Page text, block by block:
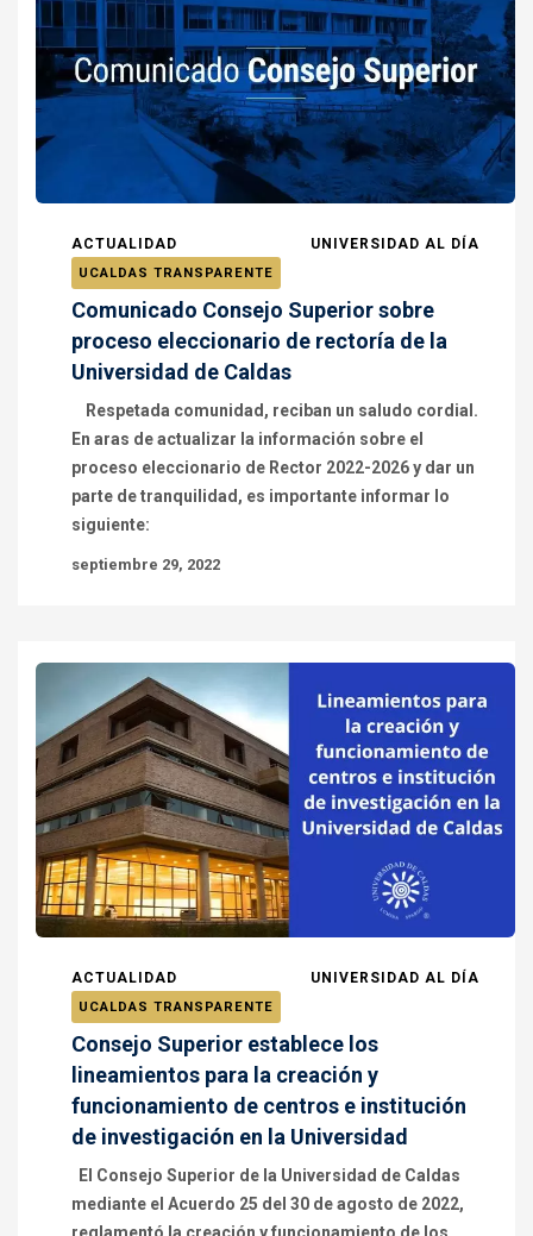
ACTUALIDAD UNIVERSIDAD AL DÍA
UCALDAS TRANSPARENTE
Comunicado Consejo Superior sobre
proceso eleccionario de rectoría de la
Universidad de Caldas
Respetada comunidad, reciban un saludo cordial.
En aras de actualizar la información sobre el
proceso eleccionario de Rector 2022-2026 y dar un
parte de tranquilidad, es importante informar lo
siguiente:
septiembre 29, 2022
ACTUALIDAD UNIVERSIDAD AL DÍA
UCALDAS TRANSPARENTE
Consejo Superior establece los
lineamientos para la creación y
funcionamiento de centros e institución
de investigación en la Universidad
El Consejo Superior de la Universidad de Caldas
mediante el Acuerdo 25 del 30 de agosto de 2022,
reglamentó la creación y funcionamiento de los